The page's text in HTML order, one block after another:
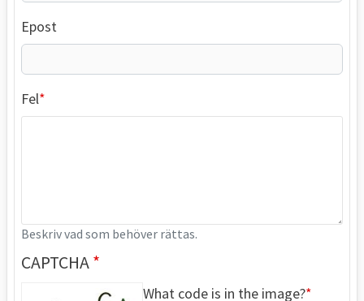
Epost
Fel
Beskriv vad som behöver rättas.
CAPTCHA
What code is in the image?